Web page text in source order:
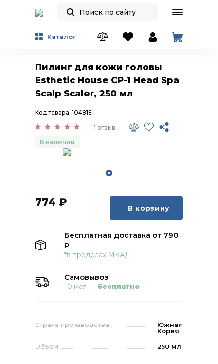
Каталог
Пилинг для кожи головы
Esthetic House CP-1 Head Spa
Scalp Scaler, 250 мл
1 отзыв
Код товара: 104818
В наличии
Страна производства
Южная
Корея
Объем
250 мл
774 ₽ В корзину
Бесплатная доставка от 790
Р
*в пределах МКАД.
Самовывоз
10 мая — бесплатно